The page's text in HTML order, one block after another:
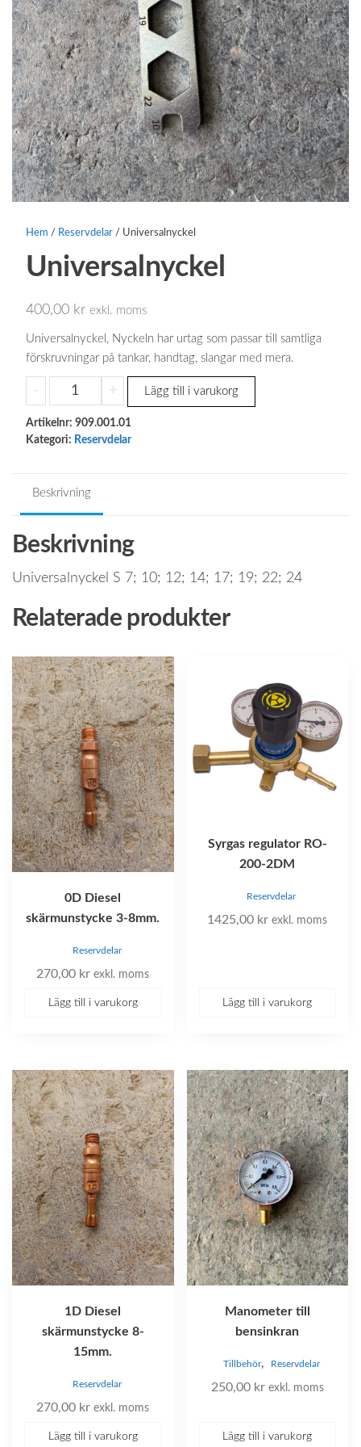
Hem / Reservdelar/ Universalnyckel
Universalnyckel
400,00 kr exkl. moms
Universalnyckel, Nyckeln har urtag som passar till samtliga
förskruvningar på tankar, handtag, slangar med mera.
-
Universalnyckel
mängd
+ Lägg till i varukorg
Artikelnr: 909.001.01
Kategori: Reservdelar
Beskrivning
Beskrivning
Universalnyckel S 7; 10; 12; 14; 17; 19; 22; 24
Relaterade produkter
0D Diesel
skärmunstycke 3-8mm.
Reservdelar
270,00 kr exkl. moms
Lägg till i varukorg
Syrgas regulator RO-
200-2DM
Reservdelar
1425,00 kr exkl. moms
Lägg till i varukorg
1D Diesel
skärmunstycke 8-
15mm.
Reservdelar
270,00 kr exkl. moms
Lägg till i varukorg
Manometer till
bensinkran
Tillbehör, Reservdelar
250,00 kr exkl. moms
Lägg till i varukorg